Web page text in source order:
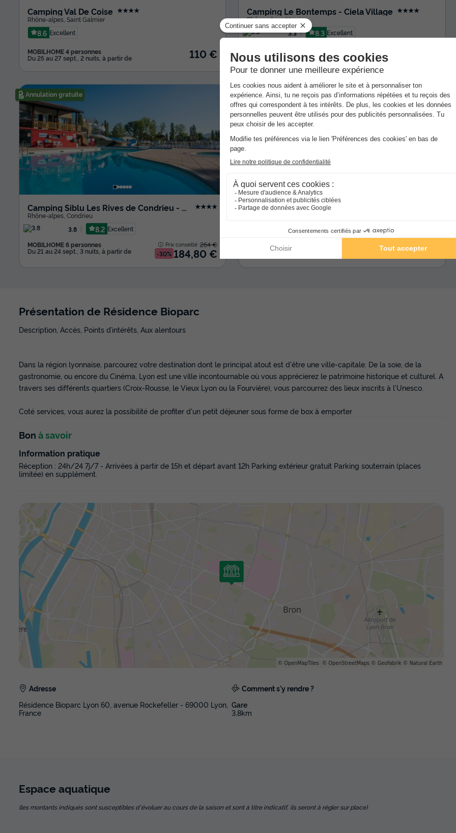
Camping Val De Coise ★★★★
Rhône-alpes Saint Galmier
8.6 Excellent
MOBILHOME 4 personnes
Du 25 au 27 sept., 2 nuits, à partir de 110 €
Camping Le Bontemps - Ciela Village ★★★★
Rhône-alpes,Vernioz
3.3
8.3 Excellent
MOBILHOME 4 personnes
Du 8 au 10 sept., 2 nuits, à partir de
Annulation gratuite
Camping Siblu Les Rives de Condrieu - Funpass inclus
★★★★
Rhône-alpes Condrieu
3.8
8.2 Excellent
MOBILHOME 6 personnes
Du 21 au 24 sept., 3 nuits, à partir de
Prix conseillé :264 €
-30% 184,80 €
Annulation gratuite
Camping du Val de Saône
Excellent
HÉBERGEMENT INSOLITE 2 personnes 29 €
Présentation de Résidence Bioparc
Description, Accès, Points d’intérêts, Aux alentours
Dans la région lyonnaise, parcourez votre destination dont le principal atout est d'être une ville-capitale. De la soie, de la
gastronomie, ou encore du Cinéma, Lyon est une ville incontournable où vous apprécierez le patrimoine historique et culturel. A
travers ses différents quartiers (Croix-Rousse, le Vieux Lyon ou la Fourvière), vous parcourrez des lieux inscrits à l'Unesco.
Coté services, vous aurez la possibilité de profiter d'un petit déjeuner sous forme de box à emporter
Bon à savoir
Information pratique
Réception : 24h/24 7j/7 - Arrivées à partir de 15h et départ avant 12h Parking extérieur gratuit Parking souterrain (places
limitée) en supplément.
Adresse
Résidence Bioparc Lyon 60, avenue Rockefeller - 69000 Lyon,
France
Comment s'y rendre ?
Gare
3,8km
Espace aquatique
(les montants indiqués sont susceptibles d'évoluer au cours de la saison et sont à titre indicatif, ils seront à régler sur place)